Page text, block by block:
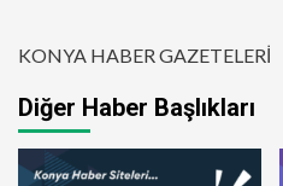
KONYA HABER GAZETELERİ
Diğer Haber Başlıkları